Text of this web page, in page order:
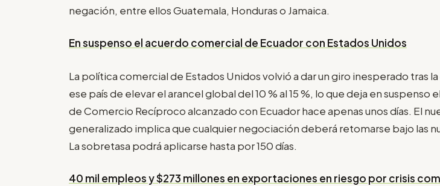
negación, entre ellos Guatemala, Honduras o Jamaica.
En suspenso el acuerdo comercial de Ecuador con Estados Unidos
La política comercial de Estados Unidos volvió a dar un giro inesperado tras
ese país de elevar el arancel global del 10 % al 15 %, lo que deja en suspenso
de Comercio Recíproco alcanzado con Ecuador hace apenas unos días. El
generalizado implica que cualquier negociación deberá retomarse bajo las
La sobretasa podrá aplicarse hasta por 150 días.
40 mil empleos y $273 millones en exportaciones en riesgo por crisis